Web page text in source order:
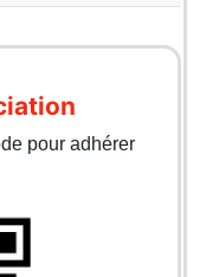
pour adhérer